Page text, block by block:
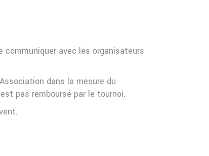
communiquer avec les organisateurs
dans la mesure du
pas remboursé par le tournoi.